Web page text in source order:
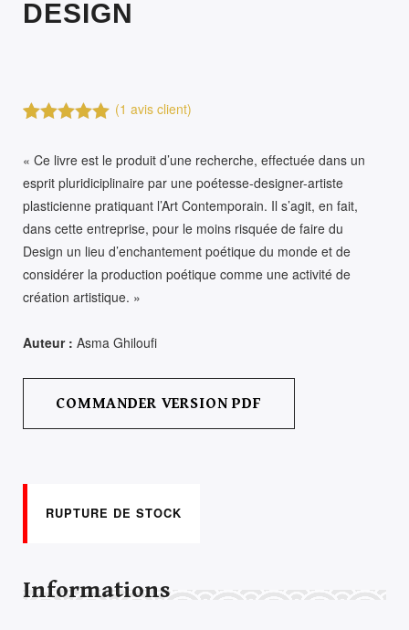
DESIGN
sur 5 basé
sur
notation
client
(1 avis client)
« Ce livre est le produit d’une recherche, effectuée dans un
esprit pluridiciplinaire par une poétesse-designer-artiste
plasticienne pratiquant l’Art Contemporain. Il s’agit, en fait,
dans cette entreprise, pour le moins risquée de faire du
Design un lieu d’enchantement poétique du monde et de
considérer la production poétique comme une activité de
création artistique. »
Auteur : Asma Ghiloufi
COMMANDER VERSION PDF
RUPTURE DE STOCK
Informations